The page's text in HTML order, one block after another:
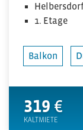
1. Etage
Balkon
319 €
KALTMIETE